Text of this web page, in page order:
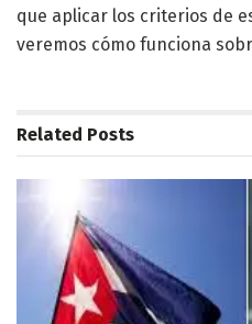
que aplicar los criterios de
veremos cómo funciona
Related Posts